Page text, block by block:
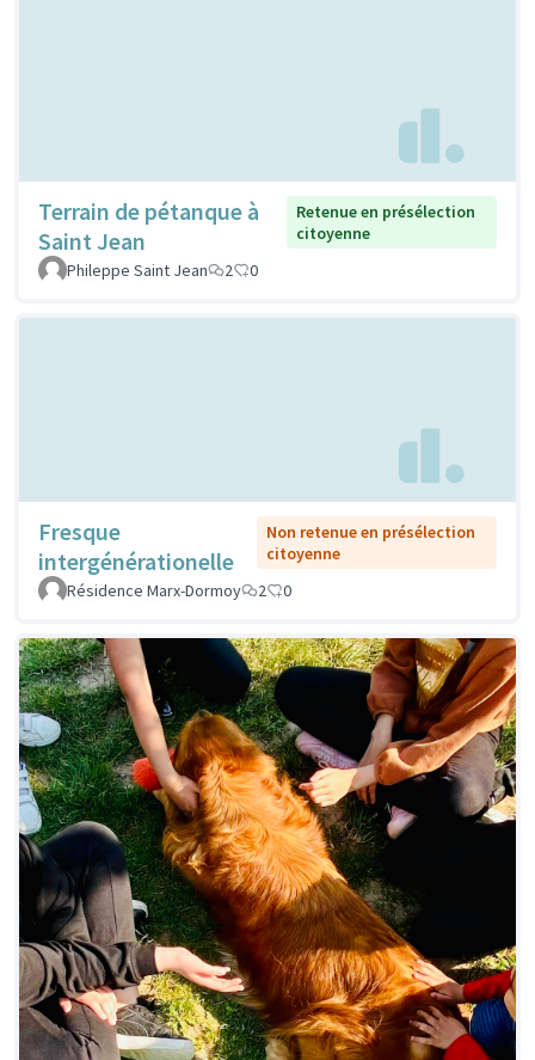
Terrain de pétanque à
Saint Jean
Retenue en présélection
citoyenne
Phileppe Saint Jean
2 0
Fresque
intergénérationelle
Non retenue en présélection
citoyenne
Résidence Marx-Dormoy
2 0